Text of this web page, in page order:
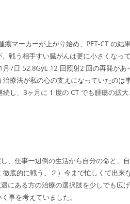
瘍マーカーが上がり始め、PET-CT の
戦う相手すい臓がんは更に小さくなっ
月7日 52.8GyE 12 回照射2 回の再発が
治療法が私の心の支えになっていたの
し、3ヶ月に 1 度の CT でも腫瘍の拡
、仕事一辺倒の生活から自分の命と、
底的に戦う、２）今まで忙しくて出
にある方の治療の選択肢を少しでも広げ
事を考えていました。